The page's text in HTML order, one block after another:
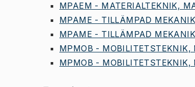
MPAEM - MATERIALTEKNIK,
MPAME - TILLÄMPAD
MPAME - TILLÄMPAD
MPMOB - MOBILITETSTEKNIK,
MPMOB -